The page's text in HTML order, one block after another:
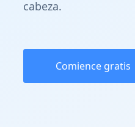
cabeza.
Comience gratis